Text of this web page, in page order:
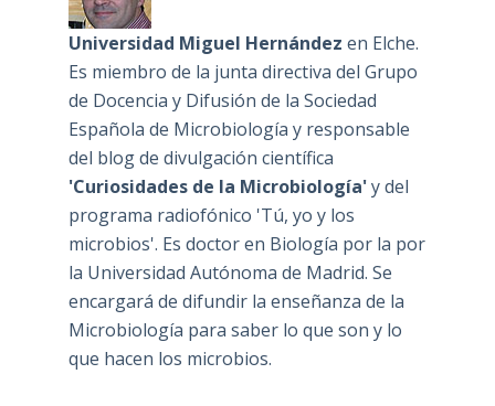
Universidad Miguel Hernández en Elche.
Es miembro de la junta directiva del Grupo
de Docencia y Difusión de la Sociedad
Española de Microbiología y responsable
del blog de divulgación científica
'Curiosidades de la Microbiología'y del
programa radiofónico 'Tú, yo y los
microbios'. Es doctor en Biología por la por
la Universidad Autónoma de Madrid. Se
encargará de difundir la enseñanza de la
Microbiología para saber lo que son y lo
que hacen los microbios.